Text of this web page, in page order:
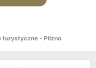
turystyczne - Pilzno